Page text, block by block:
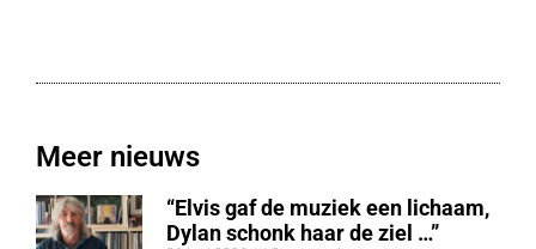
Meer nieuws
“Elvis gaf de muziek een lichaam,
Dylan schonk haar de ziel …”